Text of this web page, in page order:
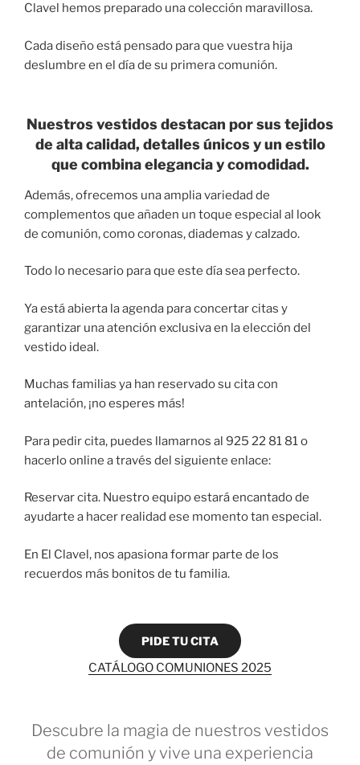
Clavel hemos preparado una colección maravillosa.
Cada diseño está pensado para que vuestra hija
deslumbre en el día de su primera comunión.
Nuestros vestidos destacan por sus tejidos
de alta calidad, detalles únicos y un estilo
que combina elegancia y comodidad.
Además, ofrecemos una amplia variedad de
complementos que añaden un toque especial al look
de comunión, como coronas, diademas y calzado.
Todo lo necesario para que este día sea perfecto.
Ya está abierta la agenda para concertar citas y
garantizar una atención exclusiva en la elección del
vestido ideal.
Muchas familias ya han reservado su cita con
antelación, ¡no esperes más!
Para pedir cita, puedes llamarnos al 925 22 81 81 o
hacerlo online a través del siguiente enlace:
Reservar cita. Nuestro equipo estará encantado de
ayudarte a hacer realidad ese momento tan especial.
En El Clavel, nos apasiona formar parte de los
recuerdos más bonitos de tu familia.
PIDE TU CITA
CATÁLOGO COMUNIONES 2025
Descubre la magia de nuestros vestidos
de comunión y vive una experiencia